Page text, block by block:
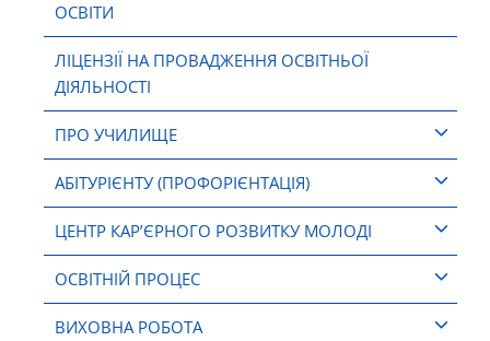
ОСВІТИ
ЛІЦЕНЗІЇ НА ПРОВАДЖЕННЯ ОСВІТНЬОЇ
ДІЯЛЬНОСТІ
ПРО УЧИЛИЩЕ
АБІТУРІЄНТУ (ПРОФОРІЄНТАЦІЯ)
ЦЕНТР КАР’ЄРНОГО РОЗВИТКУ МОЛОДІ
ОСВІТНІЙ ПРОЦЕС
ВИХОВНА РОБОТА